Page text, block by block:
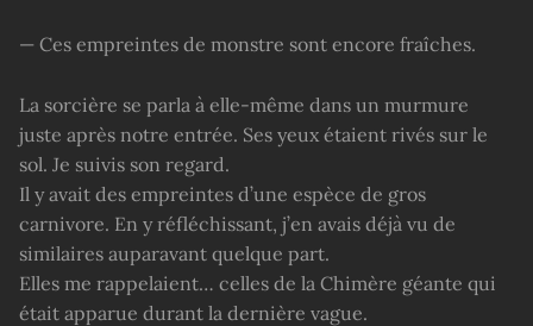
— Ces empreintes de monstre sont encore fraîches.
La sorcière se parla à elle-même dans un murmure
juste après notre entrée. Ses yeux étaient rivés sur le
sol. Je suivis son regard.
Il y avait des empreintes d’une espèce de gros
carnivore. En y réfléchissant, j’en avais déjà vu de
similaires auparavant quelque part.
Elles me rappelaient… celles de la Chimère géante qui
était apparue durant la dernière vague.